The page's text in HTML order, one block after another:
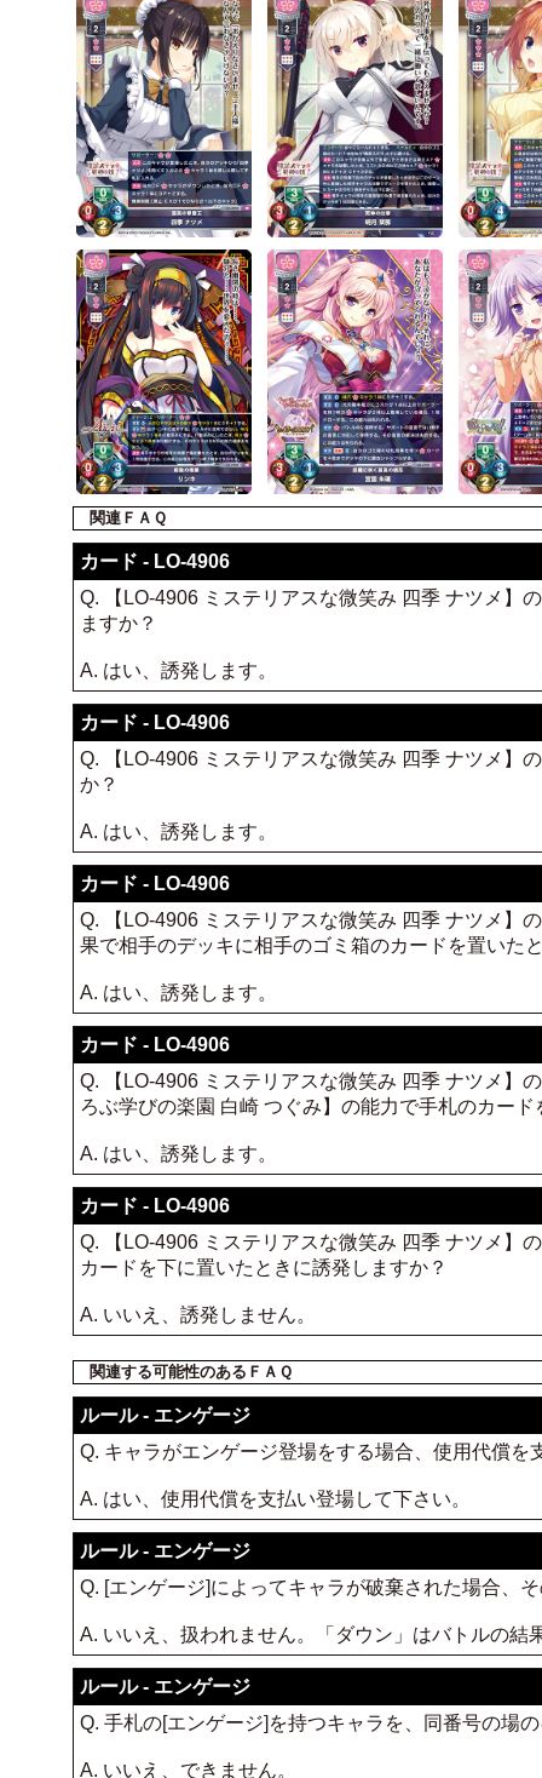
関連ＦＡＱ
カード - LO-4906
Q. 【LO-4906 ミステリアスな微笑み 四季 ナツメ】
ますか？
A. はい、誘発します。
カード - LO-4906
Q. 【LO-4906 ミステリアスな微笑み 四季 ナツメ】
か？
A. はい、誘発します。
カード - LO-4906
Q. 【LO-4906 ミステリアスな微笑み 四季 ナツメ】
果で相手のデッキに相手のゴミ箱のカードを置いた
A. はい、誘発します。
カード - LO-4906
Q. 【LO-4906 ミステリアスな微笑み 四季 ナツメ】
ろぶ学びの楽園 白崎 つぐみ】の能力で手札のカー
A. はい、誘発します。
カード - LO-4906
Q. 【LO-4906 ミステリアスな微笑み 四季 ナツメ】
カードを下に置いたときに誘発しますか？
A. いいえ、誘発しません。
関連する可能性のあるＦＡＱ
ルール - エンゲージ
Q. キャラがエンゲージ登場をする場合、使用代償を
A. はい、使用代償を支払い登場して下さい。
ルール - エンゲージ
Q. [エンゲージ]によってキャラが破棄された場合、
A. いいえ、扱われません。「ダウン」はバトルの結
ルール - エンゲージ
Q. 手札の[エンゲージ]を持つキャラを、同番号の場
A. いいえ、できません。